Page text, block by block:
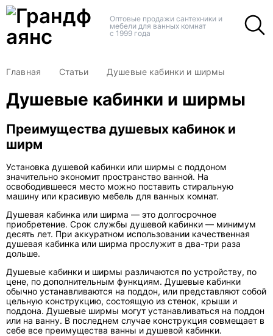
Оптовые продажи сантехники и
мебели для ванных комнат
с 1999 года
Главная Статьи Душевые кабинки и ширмы
Душевые кабинки и ширмы
Преимущества душевых кабинок и
ширм
Установка душевой кабинки или ширмы с поддоном
значительно экономит пространство ванной. На
освободившееся место можно поставить стиральную
машину или красивую мебель для ванных комнат.
Душевая кабинка или ширма — это долгосрочное
приобретение. Срок службы душевой кабинки — минимум
десять лет. При аккуратном использовании качественная
душевая кабинка или ширма прослужит в два-три раза
дольше.
Душевые кабинки и ширмы различаются по устройству, по
цене, по дополнительным функциям. Душевые кабинки
обычно устанавливаются на поддон, или представляют собой
цельную конструкцию, состоящую из стенок, крыши и
поддона. Душевые ширмы могут устанавливаться на поддон
или на ванну. В последнем случае конструкция совмещает в
себе все преимущества ванны и душевой кабинки.